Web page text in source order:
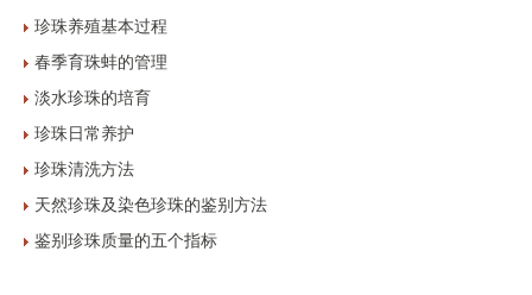
珍珠养殖基本过程
春季育珠蚌的管理
淡水珍珠的培育
珍珠日常养护
珍珠清洗方法
天然珍珠及染色珍珠的鉴别方法
鉴别珍珠质量的五个指标